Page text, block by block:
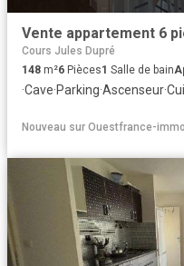
Cours Jules Dupré
148 m²6 Pièces1 Salle de bain
·Cave·Parking·Ascenseur·
Nouveau sur Ouestfrance-immo